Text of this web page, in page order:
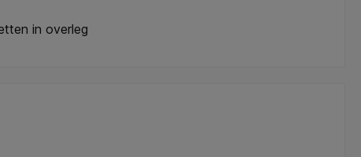
in overleg